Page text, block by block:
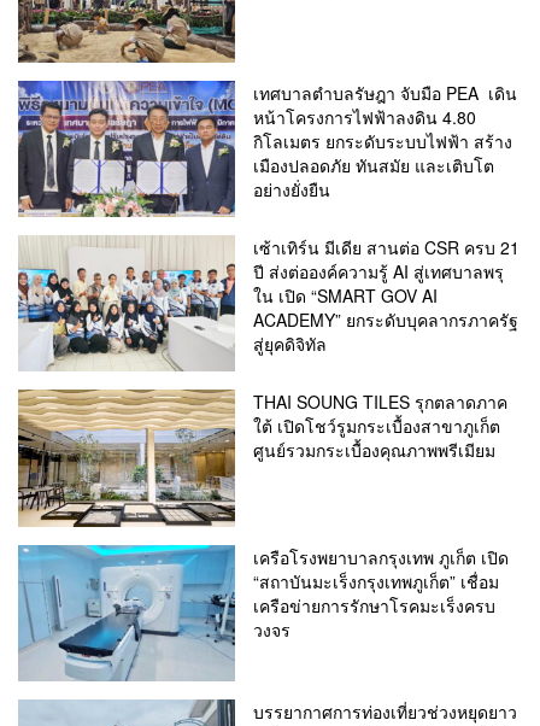
เทศบาลตำบลรัษฎา จับมือ PEA เดิน
หน้าโครงการไฟฟ้าลงดิน 4.80
กิโลเมตร ยกระดับระบบไฟฟ้า สร้าง
เมืองปลอดภัย ทันสมัย และเติบโต
อย่างยั่งยืน
เซ้าเทิร์น มีเดีย สานต่อ CSR ครบ 21
ปี ส่งต่อองค์ความรู้ AI สู่เทศบาลพรุ
ใน เปิด “SMART GOV AI
ACADEMY” ยกระดับบุคลากรภาครัฐ
สู่ยุคดิจิทัล
THAI SOUNG TILES รุกตลาดภาค
ใต้ เปิดโชว์รูมกระเบื้องสาขาภูเก็ต
ศูนย์รวมกระเบื้องคุณภาพพรีเมียม
เครือโรงพยาบาลกรุงเทพ ภูเก็ต เปิด
“สถาบันมะเร็งกรุงเทพภูเก็ต” เชื่อม
เครือข่ายการรักษาโรคมะเร็งครบ
วงจร
บรรยากาศการท่องเที่ยวช่วงหยุดยาว